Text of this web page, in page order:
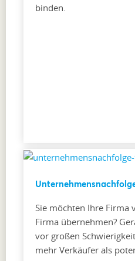
binden.
Sie möchten Ihre Firma
Firma übernehmen?
vor großen
mehr Verkäufer als